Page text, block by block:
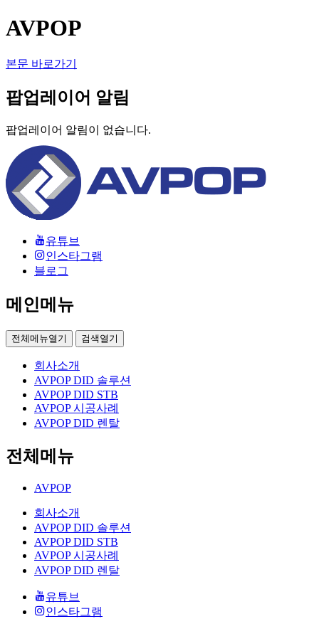
AVPOP
본문 바로가기
팝업레이어 알림
팝업레이어 알림이 없습니다.
유튜브
인스타그램
블로그
메인메뉴
전체메뉴열기 검색열기
회사소개
AVPOP DID 솔루션
AVPOP DID STB
AVPOP 시공사례
AVPOP DID 렌탈
전체메뉴
AVPOP
회사소개
AVPOP DID 솔루션
AVPOP DID STB
AVPOP 시공사례
AVPOP DID 렌탈
유튜브
인스타그램